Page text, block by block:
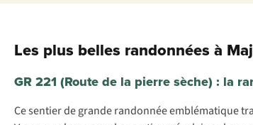
Les plus belles randonnées à
GR 221 (Route de la pierre sèche) : la
Ce sentier de grande randonnée emblématique